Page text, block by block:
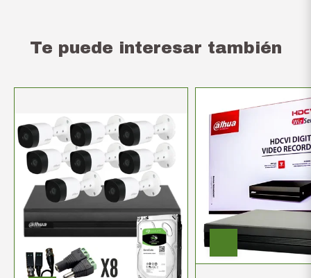
Te puede interesar también